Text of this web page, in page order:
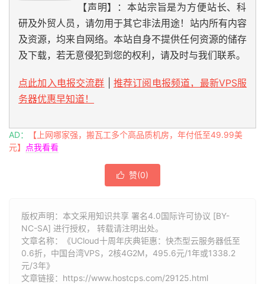
【声明】：本站宗旨是为方便站长、科
研及外贸人员，请勿用于其它非法用途！站内所有内容
及资源，均来自网络。本站自身不提供任何资源的储存
及下载，若无意侵犯到您的权利，请及时与我们联系。
点此加入电报交流群
推荐订阅电报频道，最新VPS服
务器优惠早知道！
AD：
【上网哪家强，搬瓦工多个高品质机房，年付低至49.99美
元】
点我看看
 赞(0)
版权声明：本文采用知识共享 署名4.0国际许可协议 [BY-
NC-SA] 进行授权， 转载请注明出处。
文章名称：《UCloud十周年庆典钜惠：快杰型云服务器低至
0.6折，中国台湾VPS，2核4G2M，495.6元/1年或1338.2
元/3年》
文章链接： https://www.hostcps.com/29125.html